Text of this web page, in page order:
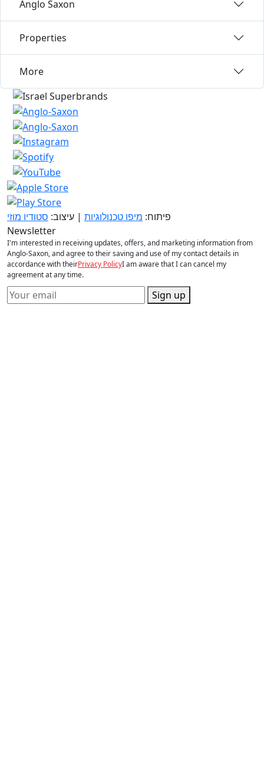
Anglo Saxon
Properties
More
פיתוח: מיפו טכנולוגיות | עיצוב: סטודיו מוזי
Newsletter
I'm interested in receiving updates, offers, and marketing information from
Anglo-Saxon, and agree to their saving and use of my contact details in
accordance with theirPrivacy PolicyI am aware that I can cancel my
agreement at any time.
Sign up